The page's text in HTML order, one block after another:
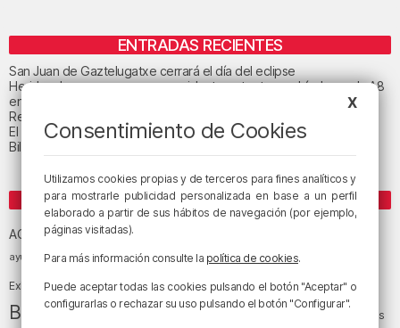
ENTRADAS RECIENTES
San Juan de Gaztelugatxe cerrará el día del eclipse
Heridas dos personas en un accidente entre tres vehículos en la A8
en Muskiz
Recuperado el cuerpo sin vida de una mujer en la ría de Bilbao
El tiempo este jueves en Bizkaia: cielo muy nuboso
Bilbao celebra el 27 de agosto el «Día de las Personas Mayores»
ETIQUETAS
ACB Athletic Club Athletic Club de Bilbao
ayuntamiento de Bilbao baloncesto Barakaldo Basauri BEC (Bilbao
Exhibition Center) BilbaoBilbao Basket Bizkaia
Bizkaia y sus comarcas cultura
Cáritas
X
Consentimiento de Cookies
Utilizamos cookies propias y de terceros para fines analíticos y
para mostrarle publicidad personalizada en base a un perfil
elaborado a partir de sus hábitos de navegación (por ejemplo,
páginas visitadas).
Para más información consulte la política de cookies.
Puede aceptar todas las cookies pulsando el botón "Aceptar" o
configurarlas o rechazar su uso pulsando el botón "Configurar".